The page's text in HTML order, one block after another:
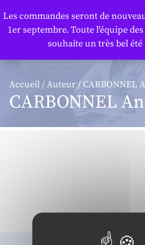
Accueil/Auteur/ CARBONNEL
CARBONNEL
Les commandes seront de
1er septembre. Toute l'équipe
souhaite un très bel été